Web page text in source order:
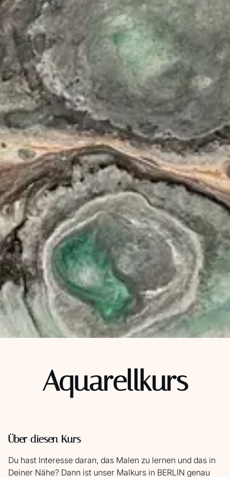
Aquarellkurs
Über diesen Kurs
Du hast Interesse daran, das Malen zu lernen und das in
Deiner Nähe? Dann ist unser Malkurs in BERLIN genau